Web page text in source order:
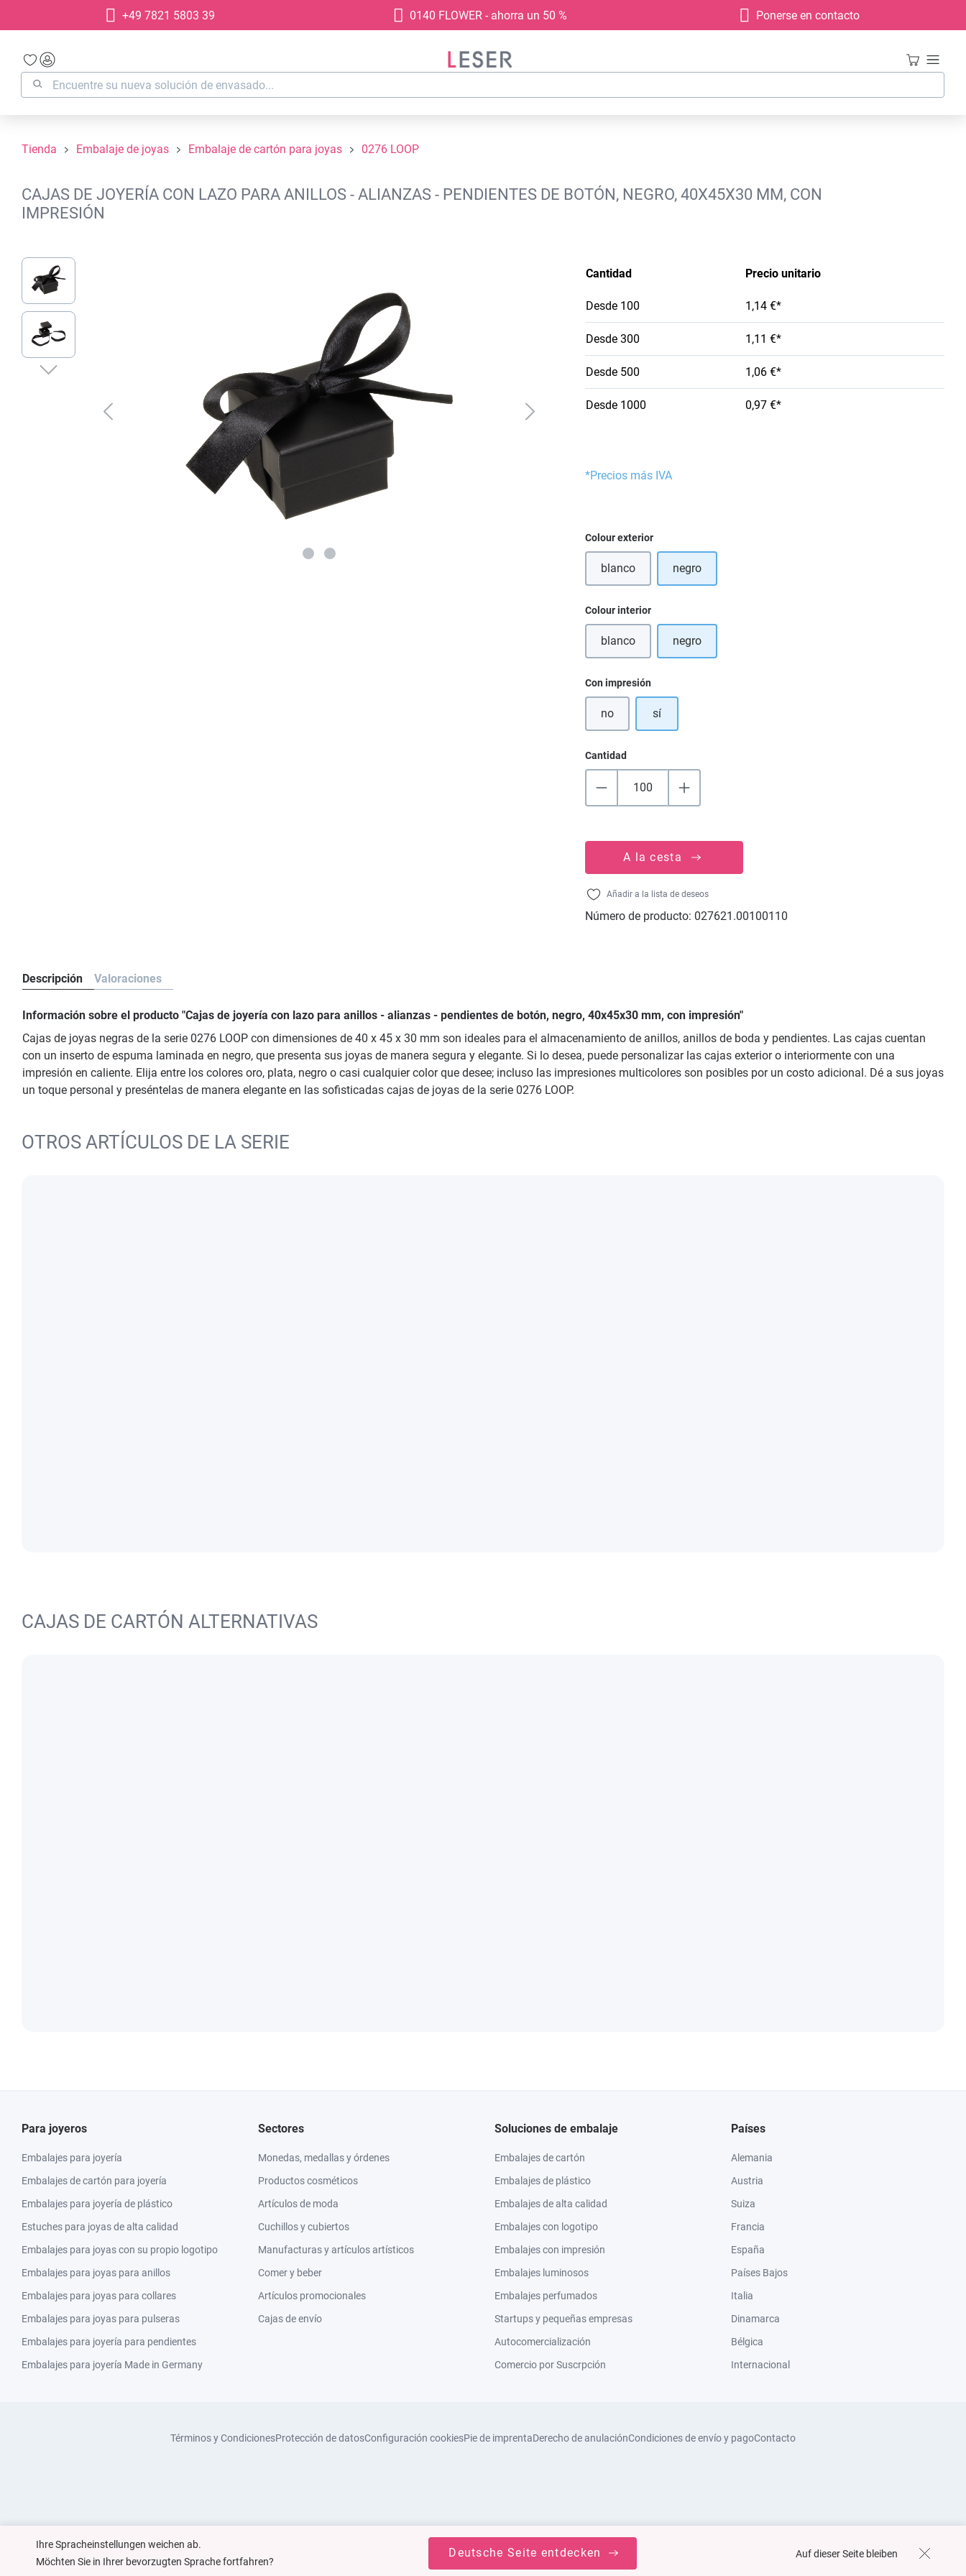
Saltar a la navegación principal
+49 7821 5803 39 0140 FLOWER - ahorra un 50 % Ponerse en contacto
Tienda Embalaje de joyas Embalaje de cartón para joyas 0276 LOOP
CAJAS DE JOYERÍA CON LAZO PARA ANILLOS - ALIANZAS - PENDIENTES DE BOTÓN, NEGRO, 40X45X30 MM, CON
IMPRESIÓN
Omitir galería de imágenes
Cantidad Precio unitario
Desde 100 1,14 €*
Desde 300 1,11 €*
Desde 500 1,06 €*
Desde 1000 0,97 €*
*Precios más IVA
Seleccione
Colour exterior
blanco(Esta opción no está disponible en este momento.)
negro
Seleccione
Colour interior
blanco(Esta opción no está disponible en este momento.)
negro
Seleccione
Con impresión
no sí
Cantidad
A la cesta
Añadir a la lista de deseos
Número de producto: 027621.00100110
Descripción Valoraciones
Información sobre el producto "Cajas de joyería con lazo para anillos - alianzas - pendientes de botón, negro, 40x45x30 mm, con impresión"
Cajas de joyas negras de la serie 0276 LOOP con dimensiones de 40 x 45 x 30 mm son ideales para el almacenamiento de anillos, anillos de boda y pendientes. Las cajas cuentan
con un inserto de espuma laminada en negro, que presenta sus joyas de manera segura y elegante. Si lo desea, puede personalizar las cajas exterior o interiormente con una
impresión en caliente. Elija entre los colores oro, plata, negro o casi cualquier color que desee; incluso las impresiones multicolores son posibles por un costo adicional. Dé a sus joyas
un toque personal y preséntelas de manera elegante en las sofisticadas cajas de joyas de la serie 0276 LOOP.
OTROS ARTÍCULOS DE LA SERIE
CAJAS DE CARTÓN ALTERNATIVAS
Para joyeros
Embalajes para joyería
Embalajes de cartón para joyería
Embalajes para joyería de plástico
Estuches para joyas de alta calidad
Embalajes para joyas con su propio logotipo
Embalajes para joyas para anillos
Embalajes para joyas para collares
Embalajes para joyas para pulseras
Embalajes para joyería para pendientes
Embalajes para joyería Made in Germany
Sectores
Monedas, medallas y órdenes
Productos cosméticos
Artículos de moda
Cuchillos y cubiertos
Manufacturas y artículos artísticos
Comer y beber
Artículos promocionales
Cajas de envío
Soluciones de embalaje
Embalajes de cartón
Embalajes de plástico
Embalajes de alta calidad
Embalajes con logotipo
Embalajes con impresión
Embalajes luminosos
Embalajes perfumados
Startups y pequeñas empresas
Autocomercialización
Comercio por Suscrpción
Países
Alemania
Austria
Suiza
Francia
España
Países Bajos
Italia
Dinamarca
Bélgica
Internacional
Términos y CondicionesProtección de datosConfiguración cookiesPie de imprentaDerecho de anulaciónCondiciones de envío y pagoContacto
Ihre Spracheinstellungen weichen ab.
Möchten Sie in Ihrer bevorzugten Sprache fortfahren?
Deutsche Seite entdecken Auf dieser Seite bleiben